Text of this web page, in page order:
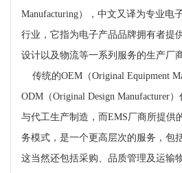
Manufacturing），中文又译为专业电
行业，它指为电子产品品牌拥有者提
设计以及物流等一系列服务的生产厂商
传统的OEM （Original Equipment
ODM （Original Design Manufacturer
与代工生产制造，而EMS厂商所提供
务模式，是一个更高层次的服务，包
这当然还包括采购、品质管理及运输